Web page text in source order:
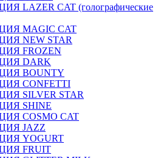
LAZER CAT (голографические
MAGIC CAT
NEW STAR
FROZEN
DARK
BOUNTY
CONFETTI
SILVER STAR
SHINE
COSMO CAT
JAZZ
YOGURT
FRUIT